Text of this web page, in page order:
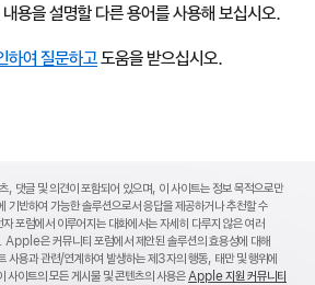
용을 설명할 다른 용어를 사용해 보십시오.
하여 질문하고도움을 받으십시오.
, 댓글 및 의견이 포함되어 있으며, 이 사이트는 정보 목적으로만
반하여 가능한 솔루션으로서 응답을 제공하거나 추천할 수
포럼에서 이루어지는 대화에서는 자세히 다루지 않은 여러
Apple은 커뮤니티 포럼에서 제안된 솔루션의 효용성에 대해
용과 관련/연계하여 발생하는 제3자의 행동, 태만 및 행위에
사이트의 모든 게시물 및 콘텐츠의 사용은Apple 지원 커뮤니티